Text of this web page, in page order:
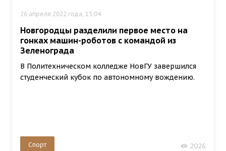
26 апреля 2022 года, 15:04
Новгородцы разделили первое место на
гонках машин-роботов с командой из
Зеленограда
В Политехническом колледже НовГУ завершился
студенческий кубок по автономному вождению.
Спорт 2026